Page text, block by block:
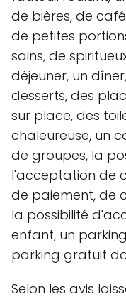
de bières, de
de petites
sains, de
déjeuner, un
desserts, des
sur place, des
chaleureuse, un
de groupes, la
l'acceptation de
de paiement, de
la possibilité
enfant, un
parking gratuit
Selon les avis